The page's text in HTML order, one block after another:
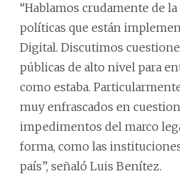
“Hablamos crudamente de
políticas que están
Digital. Discutimos
públicas de alto nivel para
como estaba.
muy enfrascados en
impedimentos del marco
forma, como las
país”, señaló Luis Benítez.